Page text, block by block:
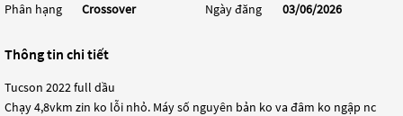
Phân hạng Crossover Ngày đăng 03/06/2026
Thông tin chi tiết
Tucson 2022 full dầu
Chạy 4,8vkm zin ko lỗi nhỏ. Máy số nguyên bản ko va đâm ko ngập nc